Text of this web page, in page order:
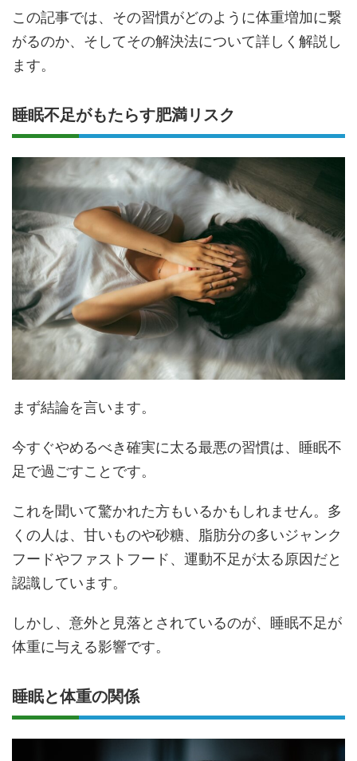
この記事では、その習慣がどのように体重増加に繋
がるのか、そしてその解決法について詳しく解説し
ます。
睡眠不足がもたらす肥満リスク
まず結論を言います。
今すぐやめるべき確実に太る最悪の習慣は、睡眠不
足で過ごすことです。
これを聞いて驚かれた方もいるかもしれません。多
くの人は、甘いものや砂糖、脂肪分の多いジャンク
フードやファストフード、運動不足が太る原因だと
認識しています。
しかし、意外と見落とされているのが、睡眠不足が
体重に与える影響です。
睡眠と体重の関係